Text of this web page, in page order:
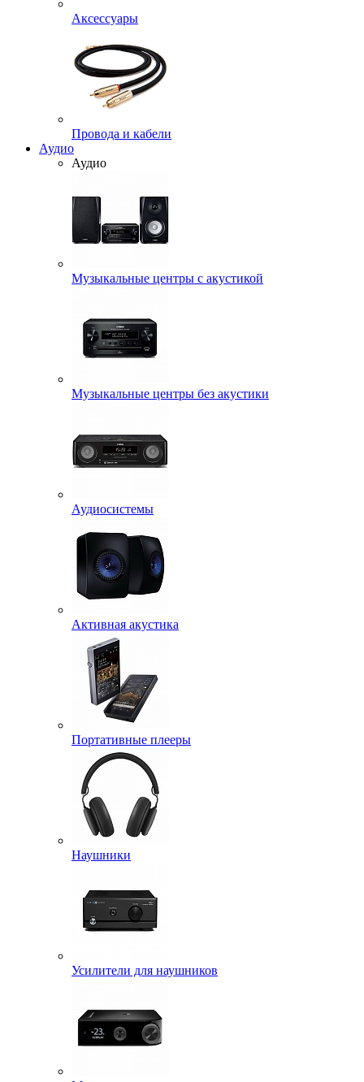
Аксессуары
Провода и кабели
Аудио
Аудио
Музыкальные центры с акустикой
Музыкальные центры без акустики
Аудиосистемы
Активная акустика
Портативные плееры
Наушники
Усилители для наушников